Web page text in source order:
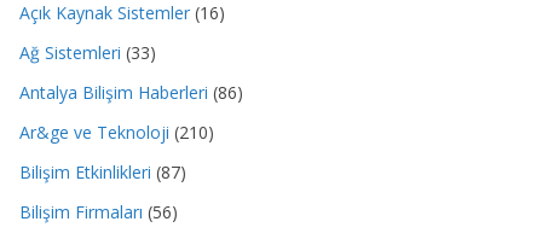
Açık Kaynak Sistemler (16)
Ağ Sistemleri (33)
Antalya Bilişim Haberleri (86)
Ar&ge ve Teknoloji (210)
Bilişim Etkinlikleri (87)
Bilişim Firmaları (56)